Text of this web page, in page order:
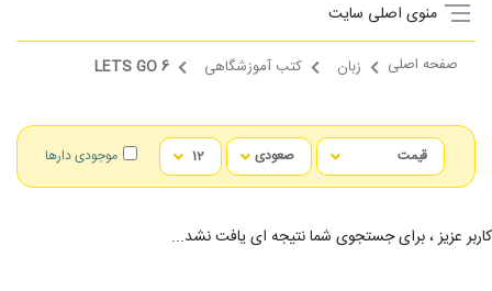
منوی اصلی سایت
صفحه اصلی زبان کتب آموزشگاهی LETS GO 6
موجودی دارها
کاربر عزیز ، برای جستجوی شما نتیجه ای یافت نشد...